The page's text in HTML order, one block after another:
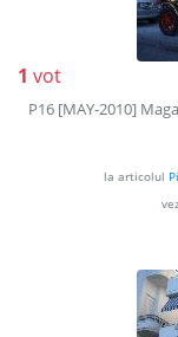
1 vot
P16 [MAY-2010]
la articolul